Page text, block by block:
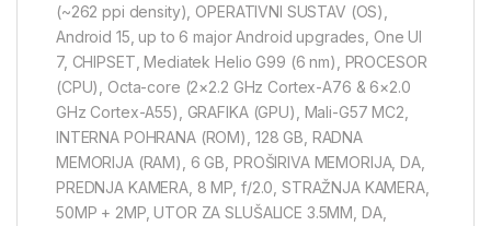
(~262 ppi density), OPERATIVNI SUSTAV (OS),
Android 15, up to 6 major Android upgrades, One UI
7, CHIPSET, Mediatek Helio G99 (6 nm), PROCESOR
(CPU), Octa-core (2×2.2 GHz Cortex-A76 & 6×2.0
GHz Cortex-A55), GRAFIKA (GPU), Mali-G57 MC2,
INTERNA POHRANA (ROM), 128 GB, RADNA
MEMORIJA (RAM), 6 GB, PROŠIRIVA MEMORIJA, DA,
PREDNJA KAMERA, 8 MP, f/2.0, STRAŽNJA KAMERA,
50MP + 2MP, UTOR ZA SLUŠALICE 3.5MM, DA,